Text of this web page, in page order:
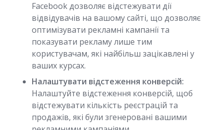
Facebook дозволяє відстежувати дії
відвідувачів на вашому сайті, що дозволяє
оптимізувати рекламні кампанії та
показувати рекламу лише тим
користувачам, які найбільш зацікавлені у
ваших курсах.
Налаштувати відстеження конверсій:
Налаштуйте відстеження конверсій, щоб
відстежувати кількість реєстрацій та
продажів, які були згенеровані вашими